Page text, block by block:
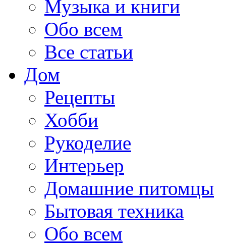
Музыка и книги
Обо всем
Все статьи
Дом
Рецепты
Хобби
Рукоделие
Интерьер
Домашние питомцы
Бытовая техника
Обо всем